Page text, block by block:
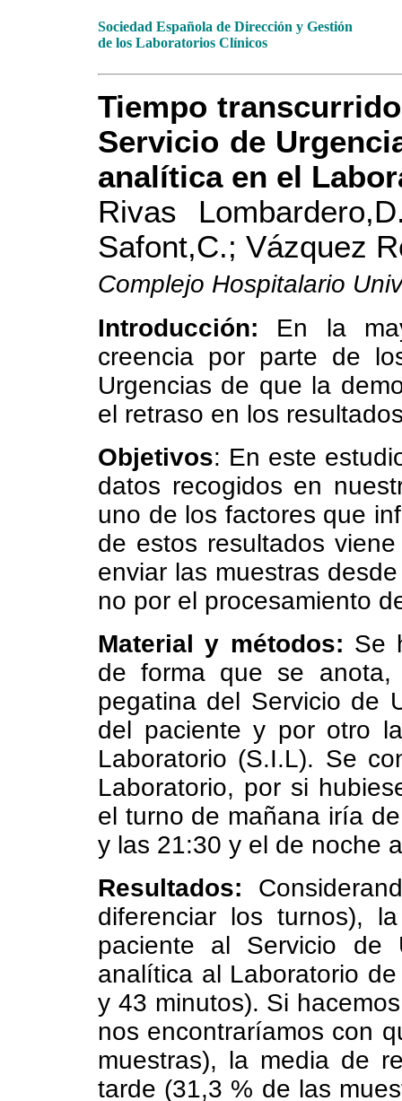
Sociedad Española de Dirección y Gestión
de los Laboratorios Clínicos
Tiempo
Servicio de
analítica en el
Rivas
Safont,C.; Vázquez
Complejo Hospitalario
Introducción: En la
creencia por parte de
Urgencias de que la
el retraso en los
Objetivos: En este
datos recogidos en
uno de los factores que
de estos resultados
enviar las muestras
no por el procesamiento
Material y métodos: Se
de forma que se
pegatina del Servicio de
del paciente y por otro
Laboratorio (S.I.L). Se
Laboratorio, por si
el turno de mañana iría
y las 21:30 y el de noche
Resultados:
diferenciar los turnos),
paciente al Servicio de
analítica al Laboratorio
y 43 minutos). Si
nos encontraríamos con
muestras), la media de
tarde (31,3 % de las